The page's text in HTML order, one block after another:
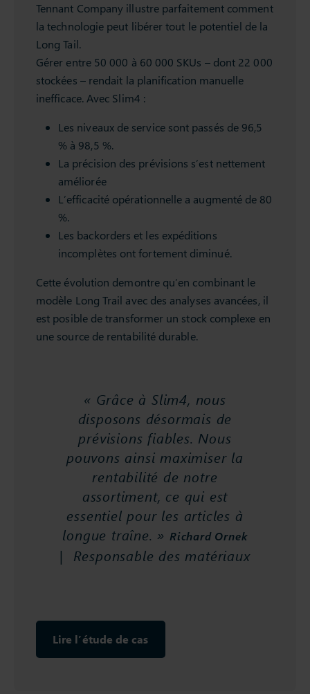
Tennant Company illustre parfaitement comment
la technologie peut libérer tout le potentiel de la
Long Tail.
Gérer entre 50 000 à 60 000 SKUs – dont 22 000
stockées – rendait la planification manuelle
inefficace. Avec Slim4 :
Les niveaux de service sont passés de 96,5
% à 98,5 %.
La précision des prévisions s’est nettement
améliorée
L’efficacité opérationnelle a augmenté de 80
%.
Les backorders et les expéditions
incomplètes ont fortement diminué.
Cette évolution demontre qu’en combinant le
modèle Long Trail avec des analyses avancées, il
est posible de transformer un stock complexe en
une source de rentabilité durable.
« Grâce à Slim4, nous
disposons désormais de
prévisions fiables. Nous
pouvons ainsi maximiser la
rentabilité de notre
assortiment, ce qui est
essentiel pour les articles à
longue traîne. » Richard Ornek
| Responsable des matériaux
Lire l’étude de cas